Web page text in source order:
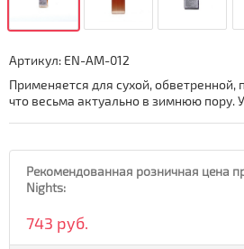
Артикул: EN-AM-012
Применяется для сухой,
что весьма актуально в зимнюю пору.
Рекомендованная розничная цена
Nights:
743 руб.